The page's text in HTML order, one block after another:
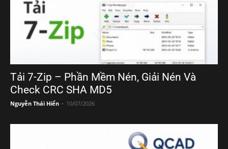
Tải 7-Zip – Phần Mềm Nén, Giải Nén Và
Check CRC SHA MD5
Nguyễn Thái Hiển - 10/07/2026